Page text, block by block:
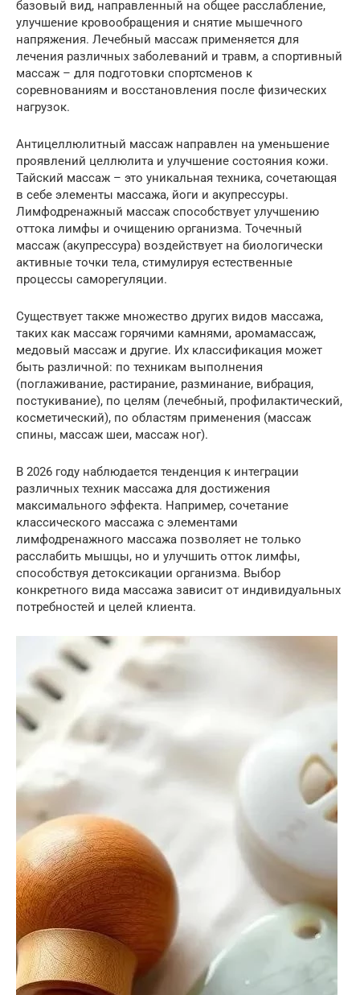
базовый вид, направленный на общее расслабление,
улучшение кровообращения и снятие мышечного
напряжения. Лечебный массаж применяется для
лечения различных заболеваний и травм, а спортивный
массаж – для подготовки спортсменов к
соревнованиям и восстановления после физических
нагрузок.
Антицеллюлитный массаж направлен на уменьшение
проявлений целлюлита и улучшение состояния кожи.
Тайский массаж – это уникальная техника, сочетающая
в себе элементы массажа, йоги и акупрессуры.
Лимфодренажный массаж способствует улучшению
оттока лимфы и очищению организма. Точечный
массаж (акупрессура) воздействует на биологически
активные точки тела, стимулируя естественные
процессы саморегуляции.
Существует также множество других видов массажа,
таких как массаж горячими камнями, аромамассаж,
медовый массаж и другие. Их классификация может
быть различной: по техникам выполнения
(поглаживание, растирание, разминание, вибрация,
постукивание), по целям (лечебный, профилактический,
косметический), по областям применения (массаж
спины, массаж шеи, массаж ног).
В 2026 году наблюдается тенденция к интеграции
различных техник массажа для достижения
максимального эффекта. Например, сочетание
классического массажа с элементами
лимфодренажного массажа позволяет не только
расслабить мышцы, но и улучшить отток лимфы,
способствуя детоксикации организма. Выбор
конкретного вида массажа зависит от индивидуальных
потребностей и целей клиента.